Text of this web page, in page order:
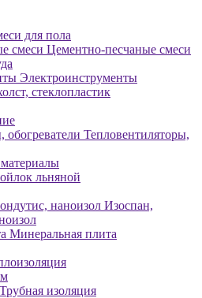
для пола
Цементно-песчаные смеси
Электроинструменты
стеклопластик
Тепловентиляторы,
льняной
Изоспан,
Минеральная плита
Трубная изоляция